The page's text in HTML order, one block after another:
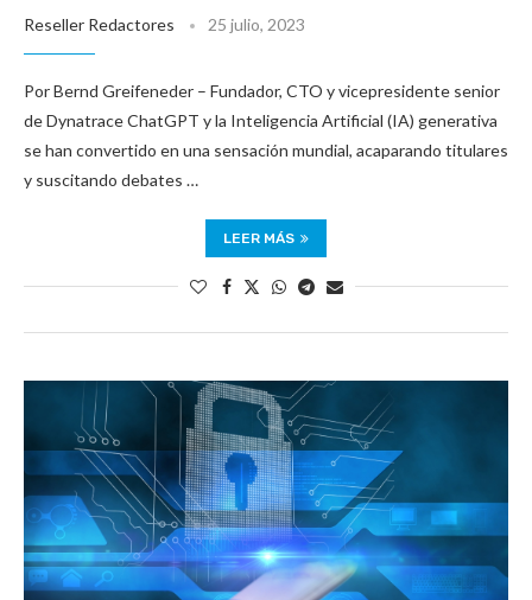
Reseller Redactores 25 julio, 2023
Por Bernd Greifeneder – Fundador, CTO y vicepresidente senior
de Dynatrace ChatGPT y la Inteligencia Artificial (IA) generativa
se han convertido en una sensación mundial, acaparando titulares
y suscitando debates …
LEER MÁS